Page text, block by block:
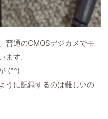
普通のCMOSデジカメでモ
ます。
(^^)
うに記録するのは難しいの